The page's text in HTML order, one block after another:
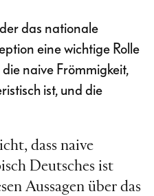
das nationale
eine wichtige Rolle
naive Frömmigkeit,
ist, und die
dass naive
Deutsches ist
Aussagen über das